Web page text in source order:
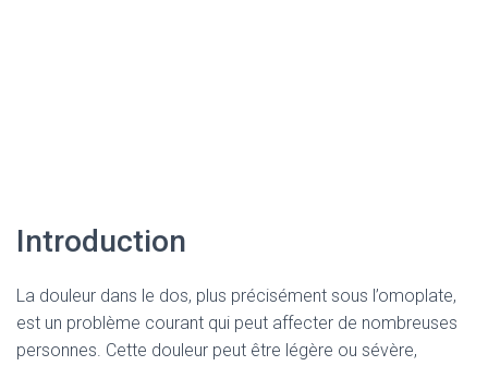
Introduction
La douleur dans le dos, plus précisément sous l’omoplate,
est un problème courant qui peut affecter de nombreuses
personnes. Cette douleur peut être légère ou sévère,